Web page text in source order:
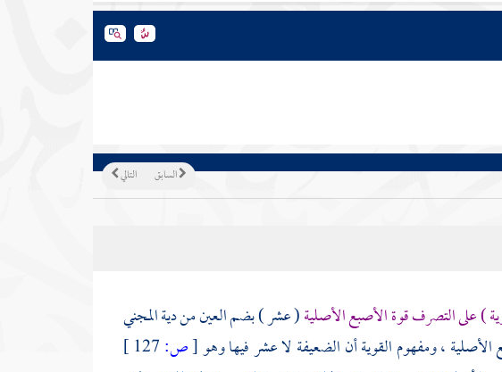
التالي السابق
) على التصرف قوة الأصبع الأصلية( عشر ) بضم العين من دية المجني
، ومفهوم القوية أن الضعيفة لا عشر فيها وهو[ص: